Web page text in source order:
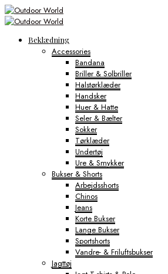
Beklædning
Accessories
Bandana
Briller & Solbriller
Halstørklæder
Handsker
Huer & Hatte
Seler & Bælter
Sokker
Tørklæder
Undertøj
Ure & Smykker
Bukser & Shorts
Arbejdsshorts
Chinos
Jeans
Korte Bukser
Lange Bukser
Sportshorts
Vandre- & Friluftsbukser
Jagttøj